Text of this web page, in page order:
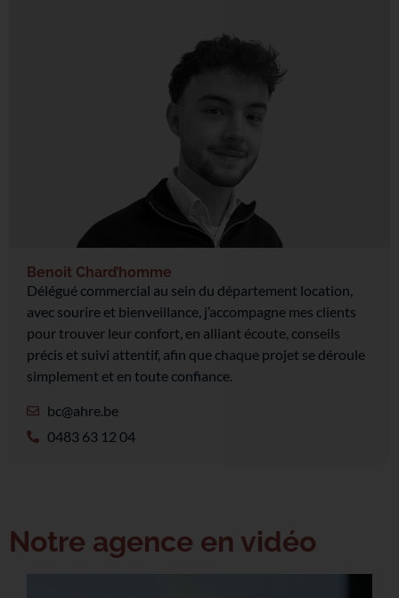
Benoit Chard’homme
Délégué commercial au sein du département location,
avec sourire et bienveillance, j’accompagne mes clients
pour trouver leur confort, en alliant écoute, conseils
précis et suivi attentif, afin que chaque projet se déroule
simplement et en toute confiance.
bc@ahre.be
0483 63 12 04
Notre agence en vidéo